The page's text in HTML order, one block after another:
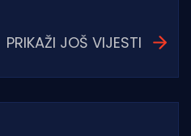
PRIKAŽI JOŠ VIJESTI